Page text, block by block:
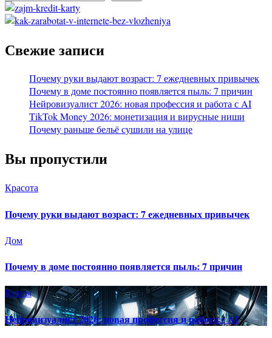
Свежие записи
Почему руки выдают возраст: 7 ежедневных привычек
Почему в доме постоянно появляется пыль: 7 причин
Нейровизуалист 2026: новая профессия и работа с AI
TikTok Money 2026: монетизация и вирусные ниши
Почему раньше бельё сушили на улице
Вы пропустили
Красота
Почему руки выдают возраст: 7 ежедневных привычек
Дом
Почему в доме постоянно появляется пыль: 7 причин
Курсы
Нейровизуалист 2026: новая профессия и работа с AI